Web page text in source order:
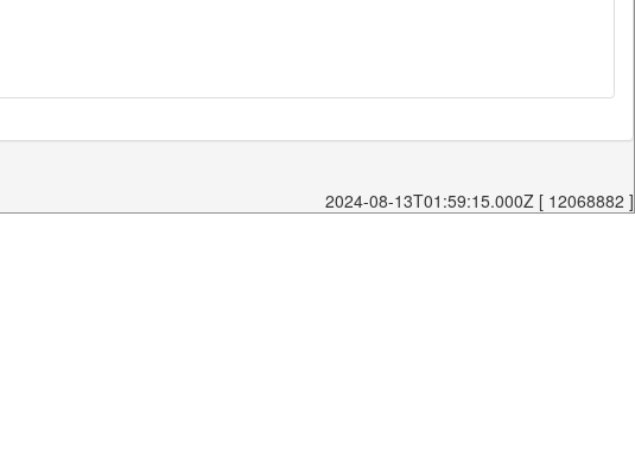
2024-08-13T01:59:15.000Z [ 12068882 ]